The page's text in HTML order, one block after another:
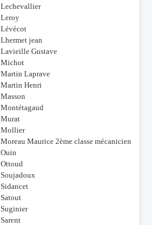
Lechevallier
Leroy
Lévécot
Lhermet jean
Lavieille Gustave
Michot
Martin Laprave
Martin Henri
Masson
Montétagaud
Murat
Mollier
Moreau Maurice 2ème classe mécanicien
Ouin
Ottoud
Soujadoux
Sidancet
Satout
Suginier
Sarent